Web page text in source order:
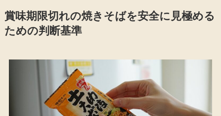
賞味期限切れの焼きそばを安全に見極める
ための判断基準